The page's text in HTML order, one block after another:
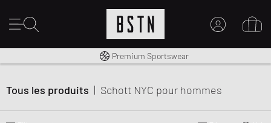
CRÉER UN COMPTE
Livraison gratuite dès 100€
Premium Sportswear
Tous les produits | Schott NYC pour hommes